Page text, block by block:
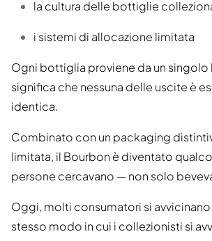
la cultura delle bottiglie
i sistemi di allocazione limitata
Ogni bottiglia proviene da un singolo
significa che nessuna delle uscite è
identica.
Combinato con un packaging
limitata, il Bourbon è diventato
persone cercavano — non solo
Oggi, molti consumatori si
stesso modo in cui i collezionisti si